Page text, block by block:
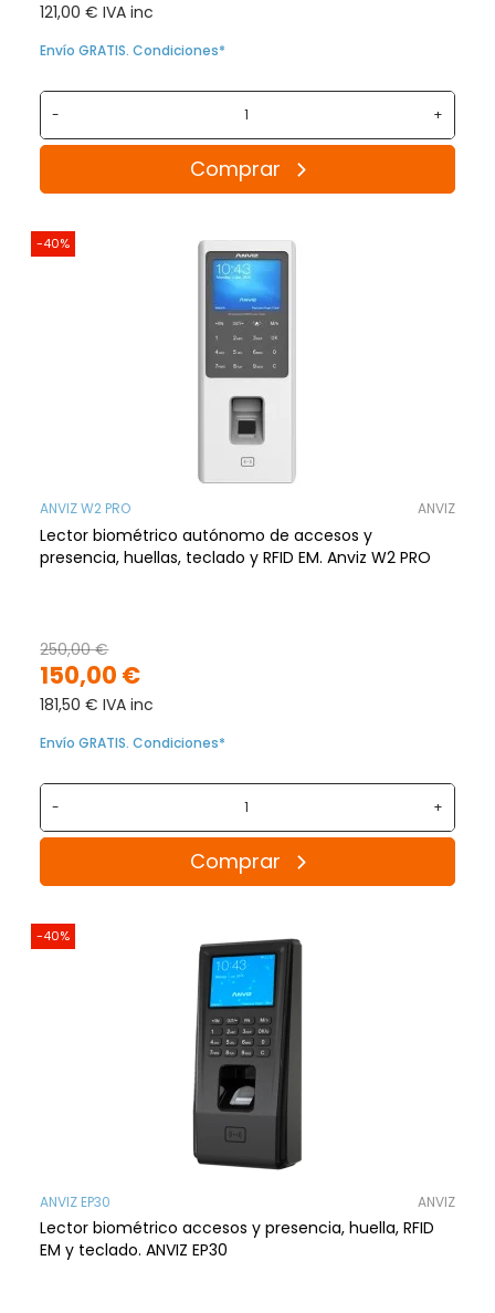
121,00 € IVA inc
Envío GRATIS. Condiciones*
- +
Comprar
-40%
ANVIZ W2 PRO ANVIZ
Lector biométrico autónomo de accesos y
presencia, huellas, teclado y RFID EM. Anviz W2 PRO
150,00 €
250,00 €
181,50 € IVA inc
Envío GRATIS. Condiciones*
- +
Comprar
-40%
ANVIZ EP30 ANVIZ
Lector biométrico accesos y presencia, huella, RFID
EM y teclado. ANVIZ EP30